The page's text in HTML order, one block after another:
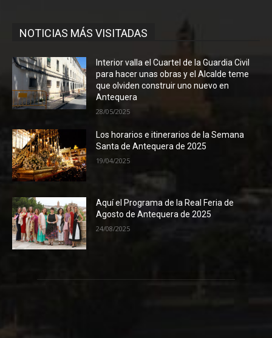
NOTICIAS MÁS VISITADAS
Interior valla el Cuartel de la Guardia Civil
para hacer unas obras y el Alcalde teme
que olviden construir uno nuevo en
Antequera
28/05/2025
Los horarios e itinerarios de la Semana
Santa de Antequera de 2025
19/04/2025
Aquí el Programa de la Real Feria de
Agosto de Antequera de 2025
24/08/2025